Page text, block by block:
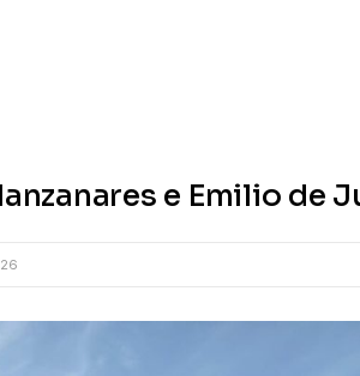
e Emilio de